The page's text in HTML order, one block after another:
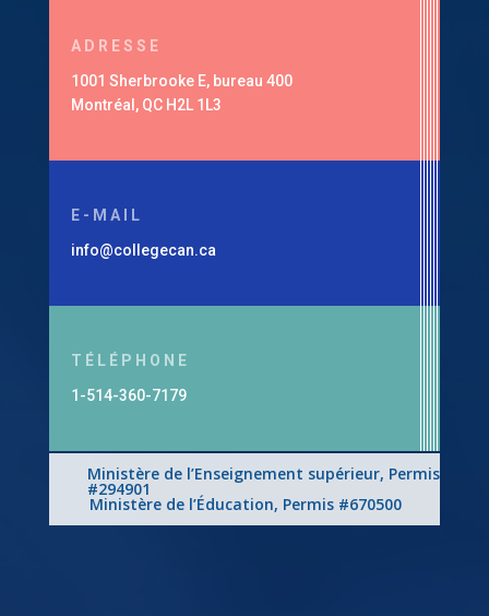
ADRESSE
1001 Sherbrooke E, bureau 400
Montréal, QC H2L 1L3
E-MAIL
info@collegecan.ca
TÉLÉPHONE
1-514-360-7179
Ministère de l’Enseignement supérieur, Permis
#294901
Ministère de l’Éducation, Permis #670500